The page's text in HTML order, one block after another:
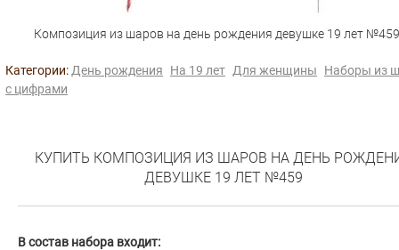
Композиция из шаров на день рождения девушке 19 лет №459
Категории: День рождения На 19 лет Для женщины
Наборы из
с цифрами
КУПИТЬ КОМПОЗИЦИЯ ИЗ ШАРОВ НА ДЕНЬ
ДЕВУШКЕ 19 ЛЕТ №459
В состав набора входит: